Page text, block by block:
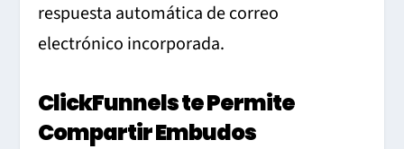
respuesta automática de correo
electrónico incorporada.
ClickFunnels te Permite
Compartir Embudos